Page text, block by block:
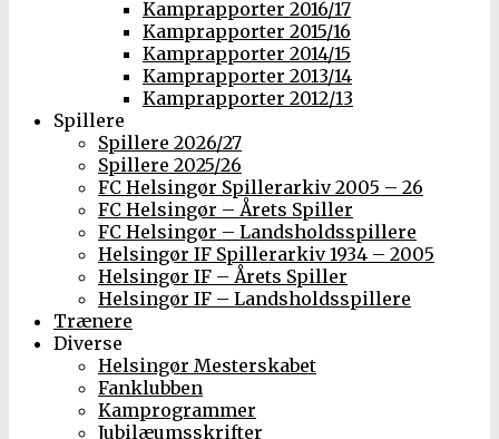
Kamprapporter 2016/17
Kamprapporter 2015/16
Kamprapporter 2014/15
Kamprapporter 2013/14
Kamprapporter 2012/13
Spillere
Spillere 2026/27
Spillere 2025/26
FC Helsingør Spillerarkiv 2005 – 26
FC Helsingør – Årets Spiller
FC Helsingør – Landsholdsspillere
Helsingør IF Spillerarkiv 1934 – 2005
Helsingør IF – Årets Spiller
Helsingør IF – Landsholdsspillere
Trænere
Diverse
Helsingør Mesterskabet
Fanklubben
Kamprogrammer
Jubilæumsskrifter